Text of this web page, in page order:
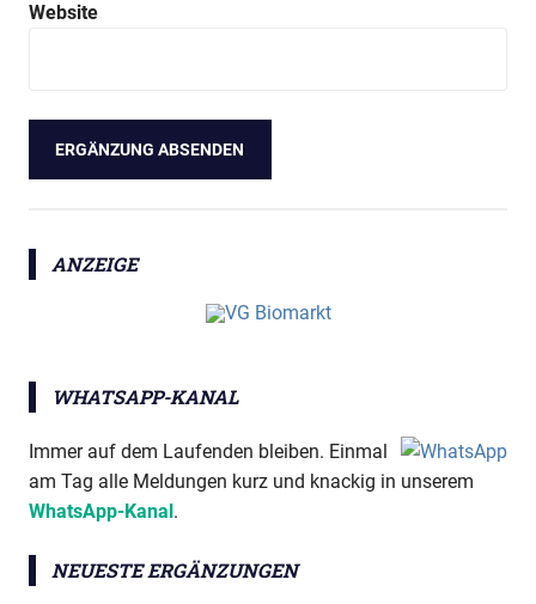
Website
ANZEIGE
WHATSAPP-KANAL
Immer auf dem Laufenden bleiben. Einmal
am Tag alle Meldungen kurz und knackig in unserem
WhatsApp-Kanal .
NEUESTE ERGÄNZUNGEN